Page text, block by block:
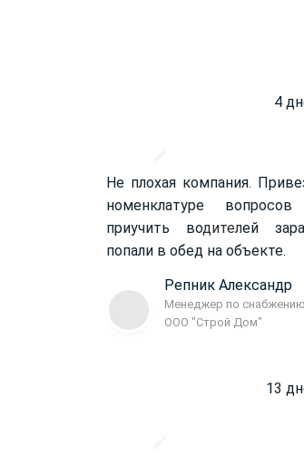
4
Не плохая компания.
номенклатуре
приучить водителей
попали в обед на объекте.
Репник Александр
Менеджер по снабжению
ООО "Строй Дом"
13